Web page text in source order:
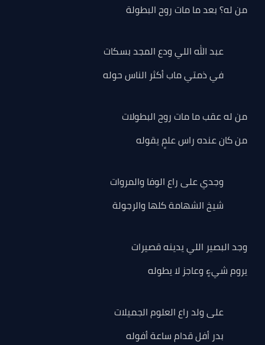
من له؟ بعد ما مات روح البطولة
عبد الله اللي ودع المجد بسكات
في ذمتي ماب أكثر الناس حوله
من له عقب ما مات روح البطولات
من كان عنده راس علمٍ يقوله
وجدي على راع الوفا والمروات
شيخ الشهامة كلها والرجولة
وجد البصير اللي يدينه قصيرات
يروم شيءٍ وعاجز لا يطوله
على ولد راع العلوم الجميلات
بدر أفل قدام ساعة أفوله